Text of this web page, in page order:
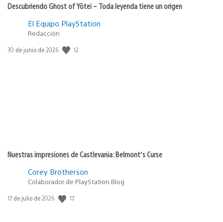
Descubriendo Ghost of Yōtei – Toda leyenda tiene un origen
El Equipo PlayStation
Redacción
Fecha
30 de junio de 2026 12
Nuestras impresiones de Castlevania: Belmont’s Curse
Corey Brotherson
Colaborador de PlayStation Blog
Fecha
17 de julio de 2026 17